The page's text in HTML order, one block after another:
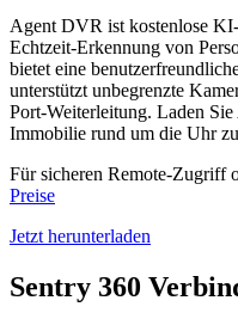
Agent DVR ist kostenlose
Echtzeit-Erkennung von
bietet eine
unterstützt unbegrenzte
Port-Weiterleitung. Laden
Immobilie rund um die Uhr
Für sicheren Remote-Zugriff
Preise
Jetzt herunterladen
Sentry 360